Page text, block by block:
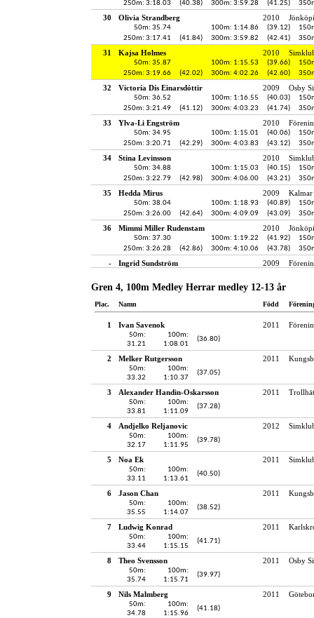
250m: 3:18.03 (40.38) 300m: 3:59.28 (41.25)
30 Olivia Strandberg 2010
50m: 35.74 100m: 1:14.86 (39.12)
250m: 3:17.41
(41.84) 300m: 3:59.82 (42.41)
31 Kajsa Holmes 2010
50m: 35.87 100m: 1:15.53 (39.66)
250m: 3:19.66
(42.02) 300m: 4:02.26 (42.60)
32 Victoría Dís Einarsdóttir 2009 Osby
50m: 36.52 100m: 1:16.55 (40.03)
250m: 3:21.49
(41.12) 300m: 4:03.23 (41.74)
33 Ylva-Li Engström 2010
50m: 34.95 100m: 1:15.01 (40.06)
250m: 3:20.71
(42.29) 300m: 4:03.83 (43.12)
34 Stina Levinsson 2010
50m: 34.88 100m: 1:15.03 (40.15)
250m: 3:22.79
(42.98) 300m: 4:06.00 (43.21)
35 Hedda Mirus 2009 Kalmar
50m: 38.04 100m: 1:18.93 (40.89)
250m: 3:26.00
(42.64) 300m: 4:09.09 (43.09)
36 Mimmi Miller Rudenstam 2010
50m: 37.30 100m: 1:19.22 (41.92)
250m: 3:26.28
(42.86) 300m: 4:10.06 (43.78)
- Ingrid Sundström 2009
Gren 4, 100m Medley Herrar medley 12-13 år
Plac. Namn Född
1 Ivan Savenok 2011
50m:
31.21
100m:
1:08.01
(36.80)
2 Melker Rutgersson 2011
50m:
33.32
100m:
1:10.37
(37.05)
3 Alexander Handin-Oskarsson 2011
50m:
33.81
100m:
1:11.09
(37.28)
4 Andjelko Reljanovic 2012
50m:
32.17
100m:
1:11.95
(39.78)
5 Noa Ek 2011
50m:
33.11
100m:
1:13.61
(40.50)
6 Jason Chan 2011
50m:
35.55
100m:
1:14.07
(38.52)
7 Ludwig Konrad 2011
50m:
33.44
100m:
1:15.15
(41.71)
8 Theo Svensson 2011 Osby
50m:
35.74
100m:
1:15.71
(39.97)
9 Nils Malmberg 2011
50m:
34.78
100m:
1:15.96
(41.18)